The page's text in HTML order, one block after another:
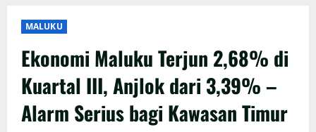
MALUKU
Ekonomi Maluku Terjun 2,68% di
Kuartal III, Anjlok dari 3,39% –
Alarm Serius bagi Kawasan Timur